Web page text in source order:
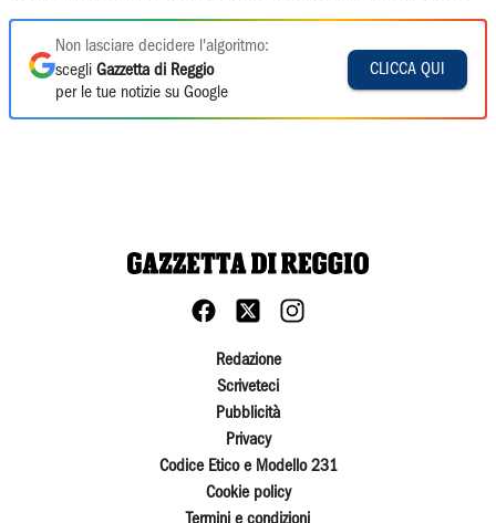
Non lasciare decidere l'algoritmo:
scegli Gazzetta di Reggio
per le tue notizie su Google
CLICCA QUI
Redazione
Scriveteci
Pubblicità
Privacy
Codice Etico e Modello 231
Cookie policy
Termini e condizioni